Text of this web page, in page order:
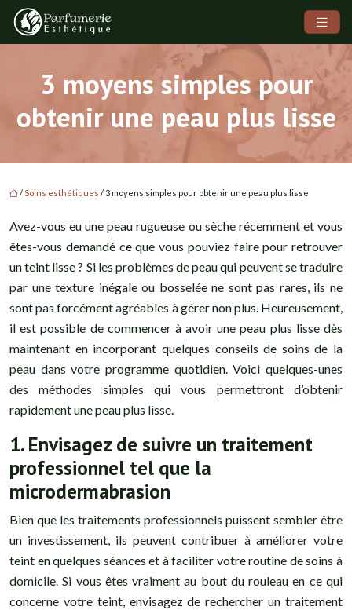
3 moyens simples pour
obtenir une peau plus lisse
/Soins esthétiques / 3 moyens simples pour obtenir une peau plus lisse
Avez-vous eu une peau rugueuse ou sèche récemment et vous
êtes-vous demandé ce que vous pouviez faire pour retrouver
un teint lisse ? Si les problèmes de peau qui peuvent se traduire
par une texture inégale ou bosselée ne sont pas rares, ils ne
sont pas forcément agréables à gérer non plus. Heureusement,
il est possible de commencer à avoir une peau plus lisse dès
maintenant en incorporant quelques conseils de soins de la
peau dans votre programme quotidien. Voici quelques-unes
des méthodes simples qui vous permettront d’obtenir
rapidement une peau plus lisse.
1. Envisagez de suivre un traitement
professionnel tel que la
microdermabrasion
Bien que les traitements professionnels puissent sembler être
un investissement, ils peuvent contribuer à améliorer votre
teint en quelques séances et à faciliter votre routine de soins à
domicile. Si vous êtes vraiment au bout du rouleau en ce qui
concerne votre teint, envisagez de rechercher un traitement